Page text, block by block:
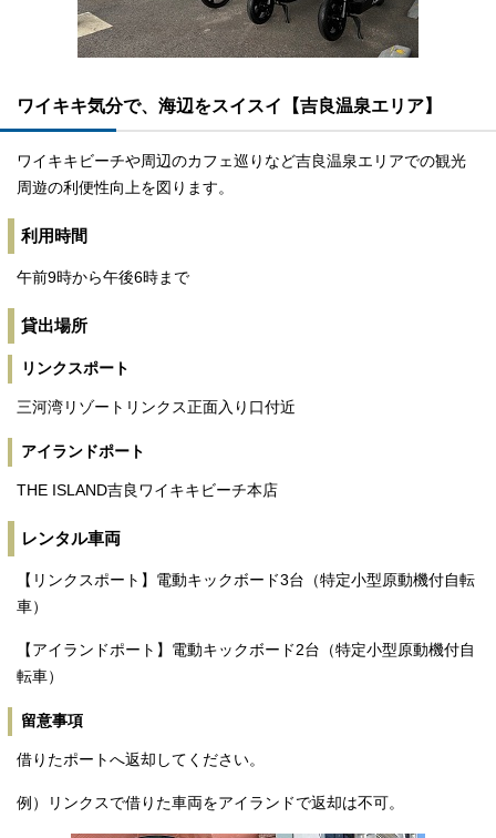
ワイキキ気分で、海辺をスイスイ【吉良温泉エリア】
ワイキキビーチや周辺のカフェ巡りなど吉良温泉エリアでの観光
周遊の利便性向上を図ります。
利用時間
午前9時から午後6時まで
貸出場所
リンクスポート
三河湾リゾートリンクス正面入り口付近
アイランドポート
THE ISLAND吉良ワイキキビーチ本店
レンタル車両
【リンクスポート】電動キックボード3台（特定小型原動機付自転
車）
【アイランドポート】電動キックボード2台（特定小型原動機付自
転車）
留意事項
借りたポートへ返却してください。
例）リンクスで借りた車両をアイランドで返却は不可。